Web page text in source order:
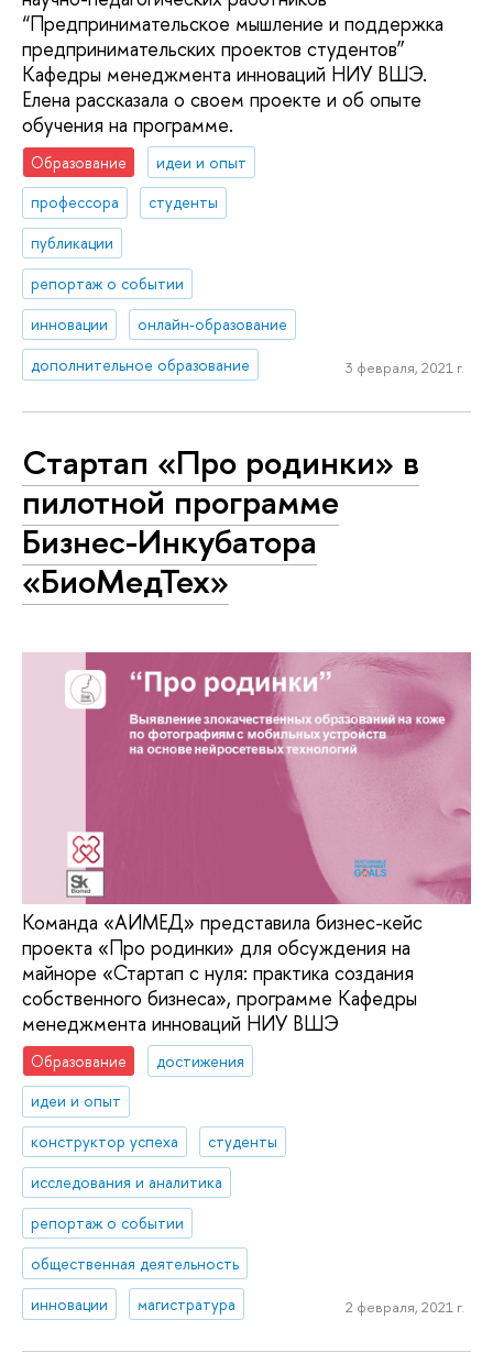
“Предпринимательское мышление и поддержка
предпринимательских проектов студентов”
Кафедры менеджмента инноваций НИУ ВШЭ.
Елена рассказала о своем проекте и об опыте
обучения на программе.
Образование
идеи и опыт
профессора
студенты
публикации
репортаж о событии
инновации
онлайн-образование
дополнительное образование
3 февраля, 2021 г.
Стартап «Про родинки» в
пилотной программе
Бизнес-Инкубатора
«БиоМедТех»
Команда «АИМЕД» представила бизнес-кейс
проекта «Про родинки» для обсуждения на
майноре «Стартап с нуля: практика создания
собственного бизнеса», программе Кафедры
менеджмента инноваций НИУ ВШЭ
Образование
достижения
идеи и опыт
конструктор успеха
студенты
исследования и аналитика
репортаж о событии
общественная деятельность
инновации
магистратура 2 февраля, 2021 г.